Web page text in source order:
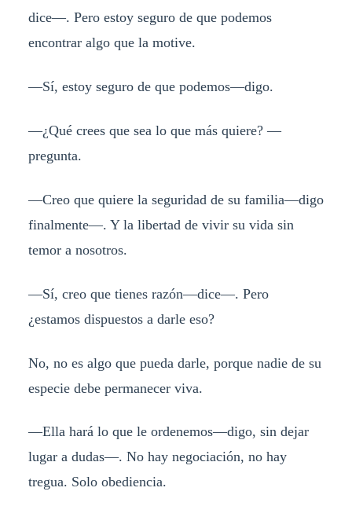
dice—. Pero estoy seguro de que podemos
encontrar algo que la motive.
—Sí, estoy seguro de que podemos—digo.
—¿Qué crees que sea lo que más quiere? —
pregunta.
—Creo que quiere la seguridad de su familia—digo
finalmente—. Y la libertad de vivir su vida sin
temor a nosotros.
—Sí, creo que tienes razón—dice—. Pero
¿estamos dispuestos a darle eso?
No, no es algo que pueda darle, porque nadie de su
especie debe permanecer viva.
—Ella hará lo que le ordenemos—digo, sin dejar
lugar a dudas—. No hay negociación, no hay
tregua. Solo obediencia.